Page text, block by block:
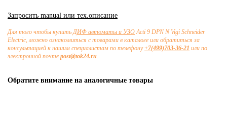
Запросить manual или тех.описание
Для того чтобы купитьДИФ автоматы и УЗОActi 9 DPN N Vigi Schneider
Electric, можно ознакомиться с товарами в каталоге или обратиться за
консультацией к нашим специалистам по телефону+7(499)703-36-21 или по
электронной почте post@tok24.ru.
Обратите внимание на аналогичные товары